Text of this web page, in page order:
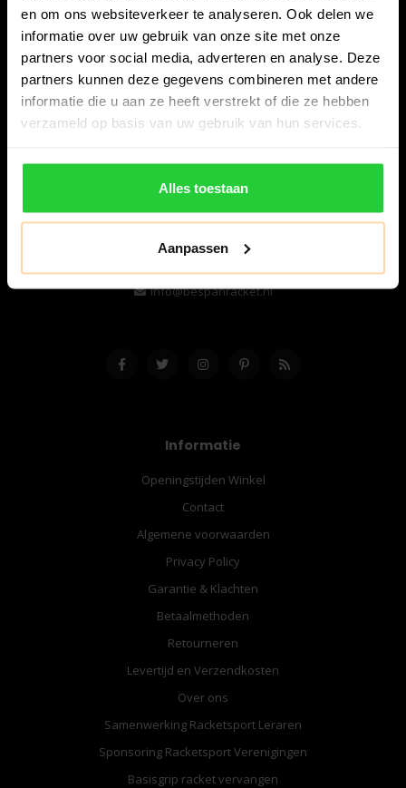
en om ons websiteverkeer te analyseren. Ook delen we
informatie over uw gebruik van onze site met onze
partners voor social media, adverteren en analyse. Deze
partners kunnen deze gegevens combineren met andere
informatie die u aan ze heeft verstrekt of die ze hebben
verzameld op basis van uw gebruik van hun services.
Alles toestaan
Aanpassen
Bespanracket.nl is dé racketspecialist van Lelystad en
omstreken.
Snijdersstraat 6
8224 AA Lelystad
Nederland
06-57276080
info@bespanracket.nl
Informatie
Openingstijden Winkel
Contact
Algemene voorwaarden
Privacy Policy
Garantie & Klachten
Betaalmethoden
Retourneren
Levertijd en Verzendkosten
Over ons
Samenwerking Racketsport Leraren
Sponsoring Racketsport Verenigingen
Basisgrip racket vervangen